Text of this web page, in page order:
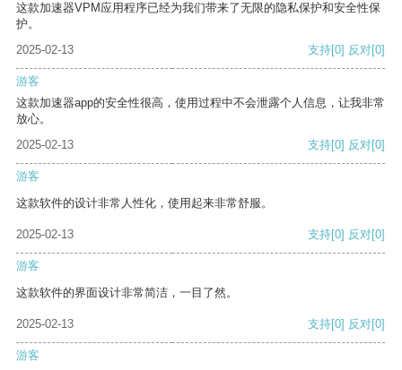
这款加速器VPM应用程序已经为我们带来了无限的隐私保护和安全性保
护。
2025-02-13
支持[0] 反对[0]
游客
这款加速器app的安全性很高，使用过程中不会泄露个人信息，让我非常
放心。
2025-02-13
支持[0] 反对[0]
游客
这款软件的设计非常人性化，使用起来非常舒服。
2025-02-13 支持[0] 反对[0]
游客
这款软件的界面设计非常简洁，一目了然。
2025-02-13 支持[0] 反对[0]
游客